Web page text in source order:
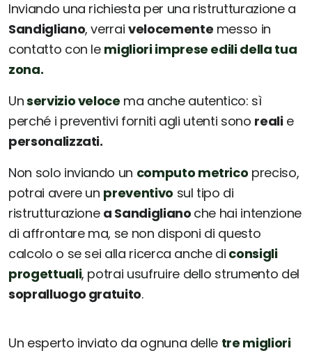
Inviando una richiesta per una ristrutturazione a
Sandigliano, verraivelocemente messo in
contatto con le migliori imprese edili della tua
zona.
Unservizio veloce ma anche autentico: sì
perché i preventivi forniti agli utenti sono realie
personalizzati.
Non solo inviando un computo metrico preciso,
potrai avere un preventivo sul tipo di
ristrutturazione a Sandigliano che hai intenzione
di affrontare ma, se non disponi di questo
calcolo o se sei alla ricerca anche di consigli
progettuali, potrai usufruire dello strumento del
sopralluogo gratuito.
Un esperto inviato da ognuna delle tre migliori